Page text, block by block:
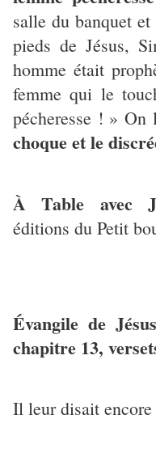
salle du banquet
pieds de Jésus,
homme était
femme qui le
pécheresse ! » On
choque et le
À Table avec
éditions du Petit
Évangile de
chapitre 13,
Il leur disait encore